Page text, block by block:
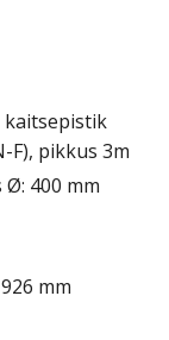
kaitsepistik
F), pikkus 3m
400 mm
mm